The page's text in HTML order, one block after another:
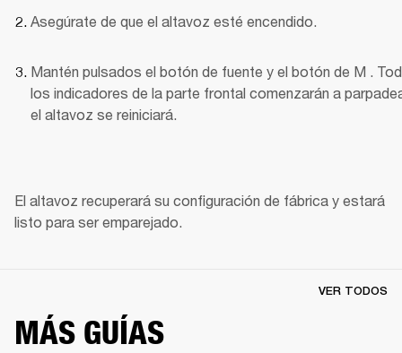
Asegúrate de que el altavoz esté encendido.
Mantén pulsados el botón de fuente y el botón de M .
los indicadores de la parte frontal comenzarán a
el altavoz se reiniciará.
El altavoz recuperará su configuración de fábrica y estará
listo para ser emparejado.
MÁS GUÍAS
VER TODOS